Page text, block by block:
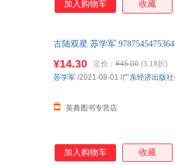
界，让科学精神引领青少年求
授、星云奖、银河奖科幻大咖
加入购物车 收藏
古陆双星 苏学军
¥14.30 定价： ¥45.00 (3.18折)
英典图书专营店
苏学军 /2021-08-01 /广东经济出版
加入购物车 收藏